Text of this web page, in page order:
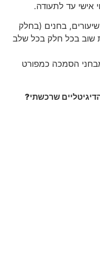
אישי עד לתעודה.
בחנים (בחלק
שוב בכל חלק בכל שלב
הסמכה כמפורט
שרכשתי?